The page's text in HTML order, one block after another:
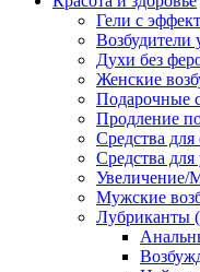
Гели с
Духи без
Женские
Подарочные
Продление
Средства
Средства
Увеличение/
Мужские
Лубриканты